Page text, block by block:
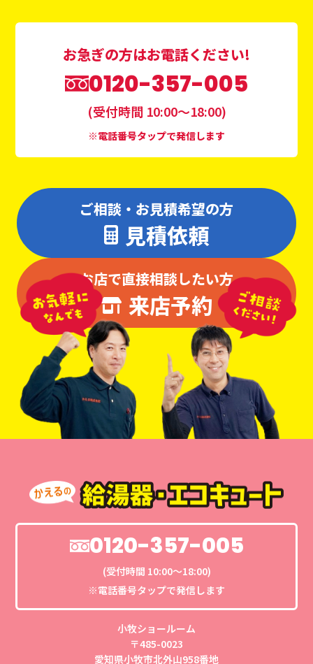
お急ぎの方はお電話ください!
0120-357-005
(受付時間 10:00〜18:00)
※電話番号タップで発信します
ご相談・お見積希望の方
見積依頼
お店で直接相談したい方
来店予約
0120-357-005
(受付時間 10:00〜18:00)
※電話番号タップで発信します
小牧ショールーム
〒485-0023
愛知県小牧市北外山958番地